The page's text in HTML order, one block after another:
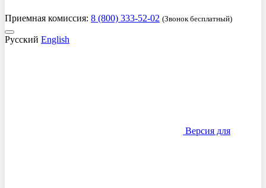
Приемная комиссия: 8 (800) 333-52-02 (Звонок бесплатный)
Русский English
Версия для